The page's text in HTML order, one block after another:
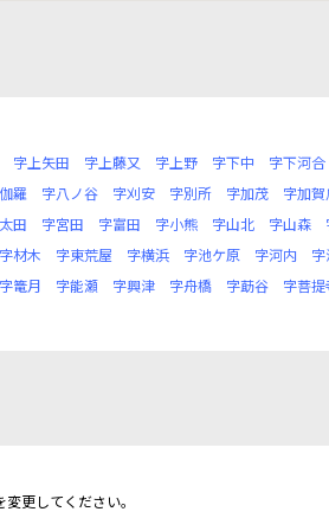
字上矢田 字上藤又 字上野 字下中 字下河合
羅 字八ノ谷 字刈安 字別所 字加茂 字加賀
田 字宮田 字富田 字小熊 字山北 字山森
字材木 字東荒屋 字横浜 字池ケ原 字河内
字篭月 字能瀬 字興津 字舟橋 字莇谷 字菩提
更してください。